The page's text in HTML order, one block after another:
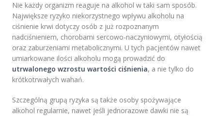
Nie każdy organizm reaguje na alkohol w taki sam sposób.
Największe ryzyko niekorzystnego wpływu alkoholu na
ciśnienie krwi dotyczy osób z już rozpoznanym
nadciśnieniem, chorobami sercowo-naczyniowymi, otyłością
oraz zaburzeniami metabolicznymi. U tych pacjentów nawet
umiarkowane ilości alkoholu mogą prowadzić do
utrwalonego wzrostu wartości ciśnienia, a nie tylko do
krótkotrwałych wahań.
Szczególną grupą ryzyka są także osoby spożywające
alkohol regularnie, nawet jeśli jednorazowe dawki nie są